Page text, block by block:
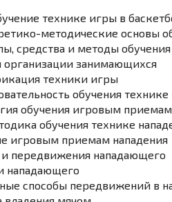
технике игры в
методические основы
средства и методы
организации занимающихся
техники игры
обучения
обучения игровым приемам
обучения технике
игровым приемам нападения
и передвижения нападающего
нападающего
способы передвижений в